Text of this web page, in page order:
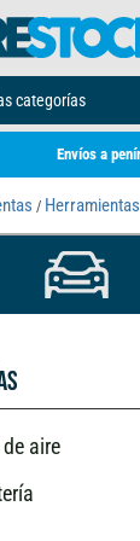
categorías
Envíos a
/
aire